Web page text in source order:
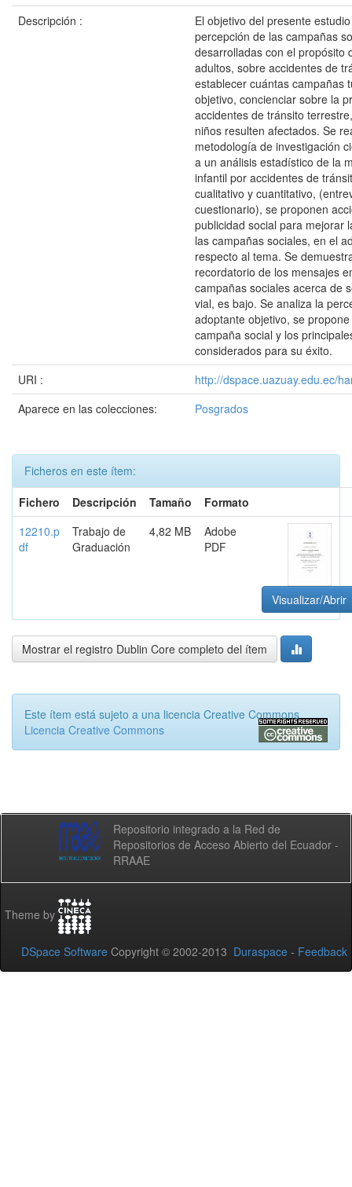
Descripción :
El objetivo del presente
percepción de las campañas
desarrolladas con el propósito
adultos, sobre accidentes de
establecer cuántas campañas
objetivo, concienciar sobre la
accidentes de tránsito
niños resulten afectados. Se
metodología de investigación
a un análisis estadístico de la
infantil por accidentes de
cualitativo y cuantitativo,
cuestionario), se proponen
publicidad social para mejorar
las campañas sociales, en el
respecto al tema. Se
recordatorio de los mensajes
campañas sociales acerca de
vial, es bajo. Se analiza la
adoptante objetivo, se
campaña social y los
considerados para su éxito.
URI :
http://dspace.uazuay.edu.ec/
Aparece en las colecciones:
Posgrados
Ficheros en este ítem:
Fichero
Descripción Tamaño
Formato
12210.p
df
Trabajo de
Graduación
4,82 MB
Adobe
PDF
Visualizar/Abrir
Mostrar el registro Dublin Core completo del ítem
Este ítem está sujeto a una licencia Creative Commons
Licencia Creative Commons
Repositorio integrado a la Red de
Repositorios de Acceso Abierto del Ecuador -
RRAAE
Theme by
DSpace Software Copyright © 2002-2013 Duraspace - Feedback